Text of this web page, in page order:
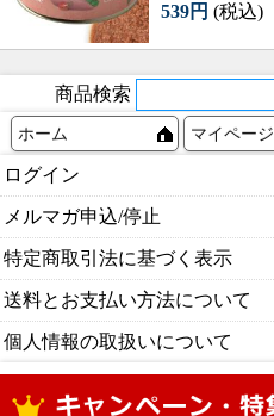
539円 (税込)
商品検索
ホーム マイページ
ログイン
メルマガ申込/停止
特定商取引法に基づく表示
送料とお支払い方法について
個人情報の取扱いについて